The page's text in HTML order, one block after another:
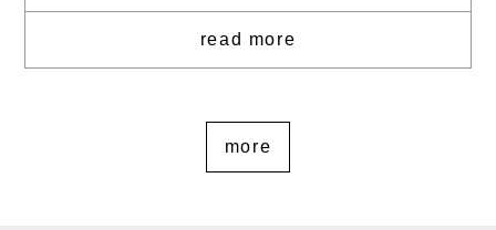
read more
more